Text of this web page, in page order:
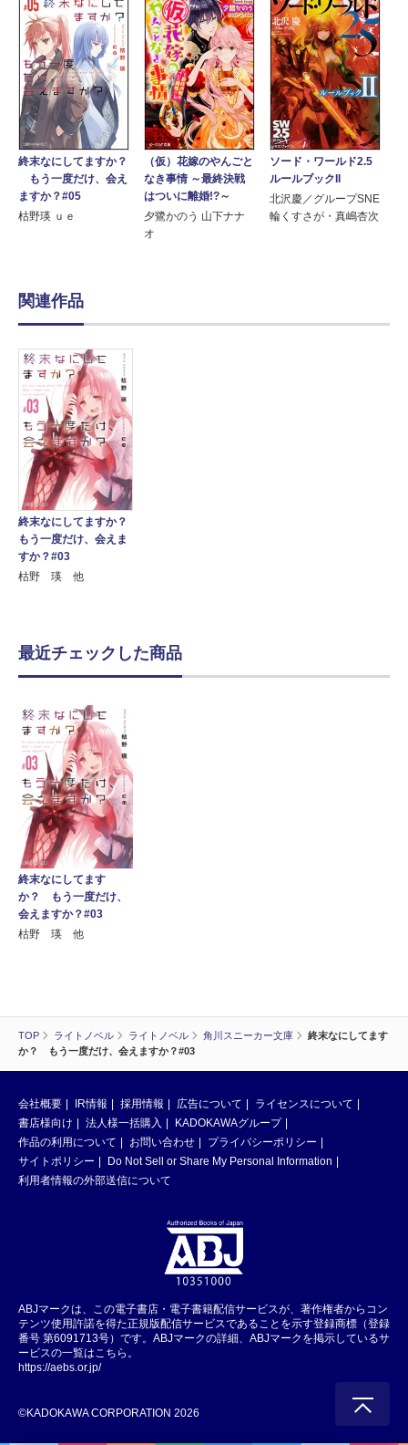
TOP ライトノベル ライトノベル 角川スニーカー文庫
終末なにしてます
か？ もう一度だけ、会えますか？#03
終末なにしてますか？
もう一度だけ、会え
ますか？#05
枯野瑛 ｕｅ
（仮）花嫁のやんごと
なき事情 ～最終決戦
はついに離婚!?～
夕鷺かのう 山下ナナ
オ
ソード・ワールド2.5
ルールブックII
北沢慶／グループSNE
輪くすさが・真嶋杏次
関連作品
終末なにしてますか？
もう一度だけ、会えま
すか？#03
枯野 瑛 他
最近チェックした商品
終末なにしてます
か？ もう一度だけ、
会えますか？#03
枯野 瑛 他
会社概要 IR情報 採用情報 広告について
ライセンスについて
書店様向け
法人様一括購入
KADOKAWAグループ
作品の利用について
お問い合わせ
プライバシーポリシー
サイトポリシー
Do Not Sell or Share My Personal Information
利用者情報の外部送信について
ABJマークは、この電子書店・電子書籍配信サービスが、著作権者からコン
テンツ使用許諾を得た正規版配信サービスであることを示す登録商標（登録
番号 第6091713号）です。ABJマークの詳細、ABJマークを掲示しているサ
ービスの一覧はこちら。
https://aebs.or.jp/
©KADOKAWA CORPORATION 2026